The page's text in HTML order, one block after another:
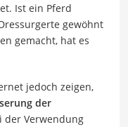
Ist ein Pferd
gewöhnt
gemacht, hat es
jedoch zeigen,
der
der Verwendung